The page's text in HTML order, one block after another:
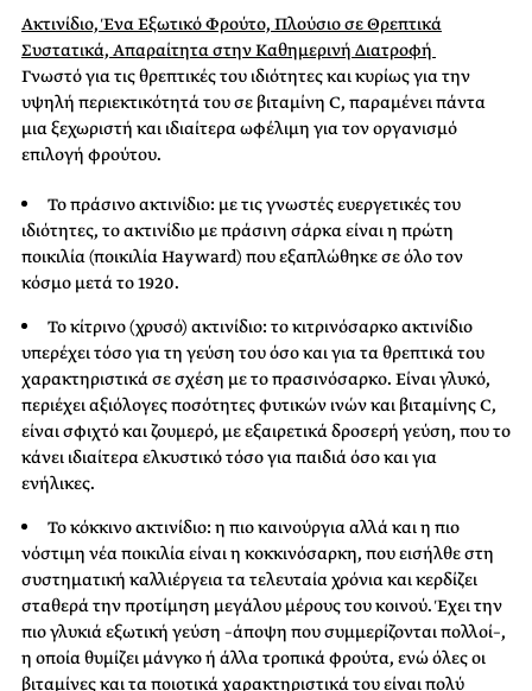
Ακτινίδιο, Ένα Εξωτικό Φρούτο, Πλούσιο σε Θρεπτικά
Συστατικά, Απαραίτητα στην Καθημερινή Διατροφή
Γνωστό για τις θρεπτικές του ιδιότητες και κυρίως για την
υψηλή περιεκτικότητά του σε βιταμίνη C, παραμένει πάντα
μια ξεχωριστή και ιδιαίτερα ωφέλιμη για τον οργανισμό
επιλογή φρούτου.
Το πράσινο ακτινίδιο: με τις γνωστές ευεργετικές του
ιδιότητες, το ακτινίδιο με πράσινη σάρκα είναι η πρώτη
ποικιλία (ποικιλία Hayward) που εξαπλώθηκε σε όλο τον
κόσμο μετά το 1920.
Το κίτρινο (χρυσό) ακτινίδιο: το κιτρινόσαρκο ακτινίδιο
υπερέχει τόσο για τη γεύση του όσο και για τα θρεπτικά του
χαρακτηριστικά σε σχέση με το πρασινόσαρκο. Είναι γλυκό,
περιέχει αξιόλογες ποσότητες φυτικών ινών και βιταμίνης C,
είναι σφιχτό και ζουμερό, με εξαιρετικά δροσερή γεύση, που το
κάνει ιδιαίτερα ελκυστικό τόσο για παιδιά όσο και για
ενήλικες.
Το κόκκινο ακτινίδιο: η πιο καινούργια αλλά και η πιο
νόστιμη νέα ποικιλία είναι η κοκκινόσαρκη, που εισήλθε στη
συστηματική καλλιέργεια τα τελευταία χρόνια και κερδίζει
σταθερά την προτίμηση μεγάλου μέρους του κοινού. Έχει την
πιο γλυκιά εξωτική γεύση –άποψη που συμμερίζονται πολλοί–,
η οποία θυμίζει μάνγκο ή άλλα τροπικά φρούτα, ενώ όλες οι
βιταμίνες και τα ποιοτικά χαρακτηριστικά του είναι πολύ